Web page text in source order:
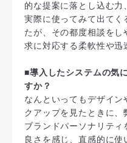
的な提案に落とし込む力
実際に使ってみて出てく
たが、その都度相談を
求に対応する柔軟性や迅
■導入したシステムの気
すか？
なんといってもデザイン
クアップを見たときに
ブランドパーソナリテ
良さを感じ、直感的に